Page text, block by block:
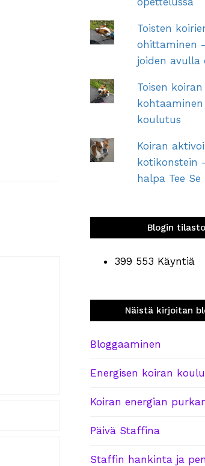
Toisten
ohittaminen
joiden avulla
Toisen koiran
koulutus
Koiran
kotikonstein
halpa Tee
Blogin
399 553 Käyntiä
Näistä kirjoitan
Bloggaaminen
Energisen koiran
Koiran energian
Päivä Staffina
Staffin hankinta ja